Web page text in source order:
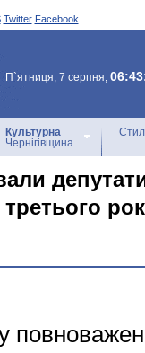
Twitter Facebook
П`ятниця, 7 серпня,
Культурна
Чернігівщина
депутати
третього